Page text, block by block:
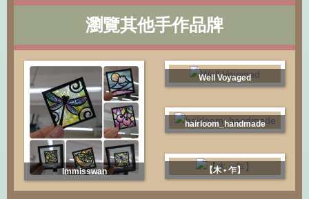
瀏覽其他手作品牌
Immisswan
Well Voyaged
hairloom_handmade
【木 • 乍】